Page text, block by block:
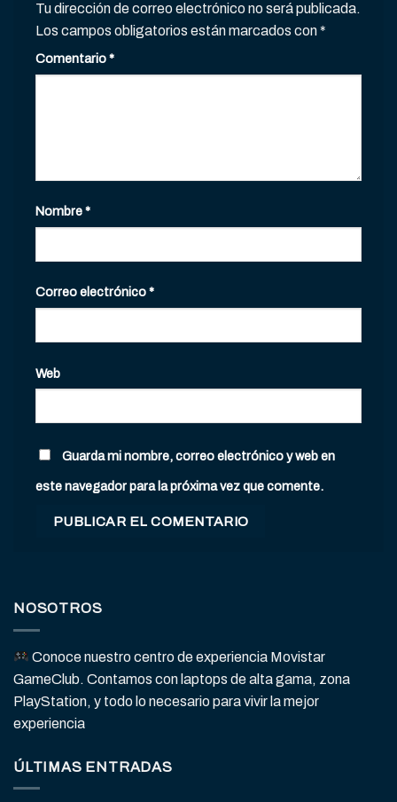
Tu dirección de correo electrónico no será publicada.
Los campos obligatorios están marcados con*
Comentario*
Nombre*
Correo electrónico*
Web
Guarda mi nombre, correo electrónico y web en
este navegador para la próxima vez que comente.
NOSOTROS
Conoce nuestro centro de experiencia Movistar
GameClub. Contamos con laptops de alta gama, zona
PlayStation, y todo lo necesario para vivir la mejor
experiencia
ÚLTIMAS ENTRADAS